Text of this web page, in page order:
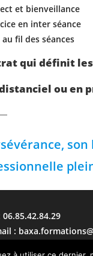
et bienveillance
en inter séance
fil des séances
qui définit
ou en
06.85.42.84.29
: